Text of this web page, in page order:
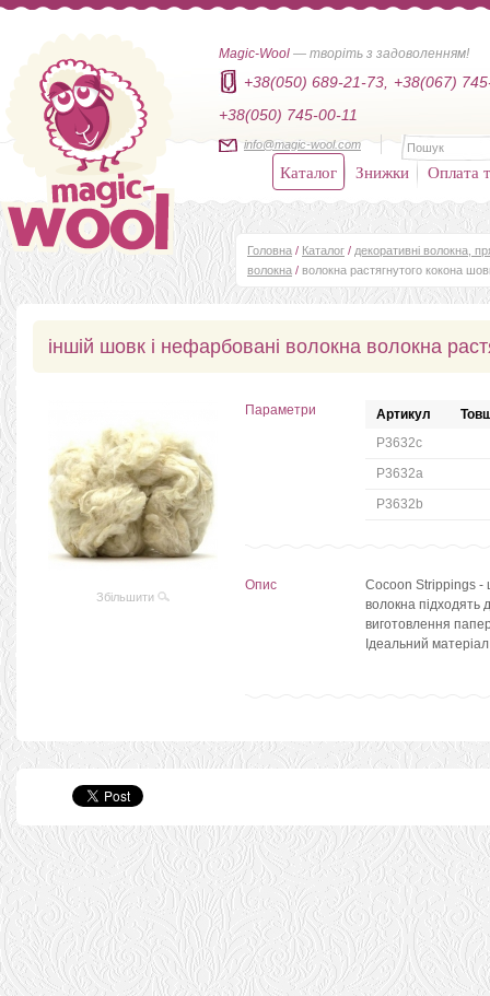
Magic-Wool — творіть з задоволенням!
+38(050) 689-21-73,
+38(067)
+38(050) 745-00-11
info@magic-wool.com
Каталог Знижки Оплата
Головна / Каталог / декоративні волокна,
волокна / волокна растягнутого кокона
іншій шовк і нефарбовані волокна волокна
Збільшити
Параметри Артикул
P3632c
P3632a
P3632b
Опис
Cocoon Strippings -
волокна підходять
виготовлення
Ідеальний